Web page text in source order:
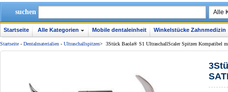
suchen
Startseite Alle Kategorien Mobile dentaleinheit Winkelstücke Zahnmedizin
Startseite - Dentalmaterialien - Ultraschallspitzen> 3Stück Baola® S1 UltraschallScaler Spitzen Kompatibel